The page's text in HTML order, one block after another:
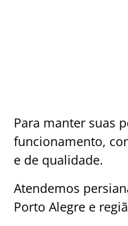
Para manter suas
funcionamento,
e de qualidade.
Atendemos
Porto Alegre e